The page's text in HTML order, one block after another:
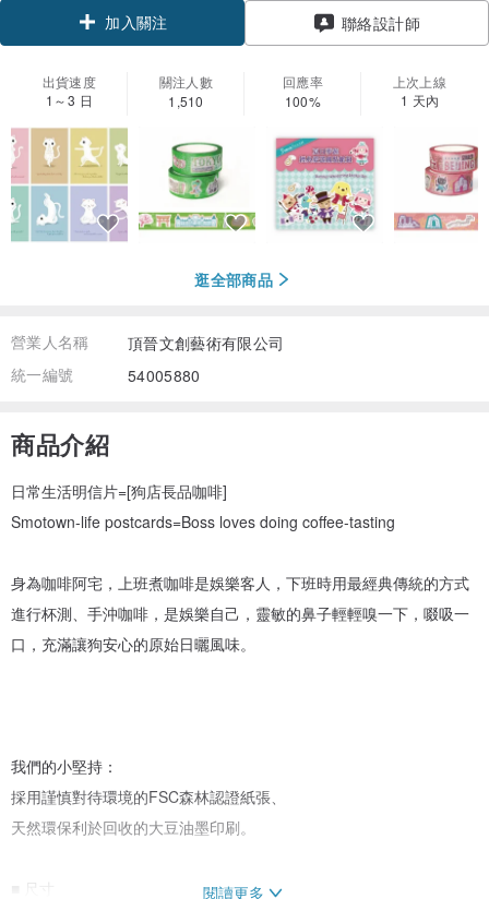
加入關注 聯絡設計師
出貨速度
1～3 日
關注人數
1,510
回應率
100%
上次上線
1 天內
逛全部商品
營業人名稱
頂晉文創藝術有限公司
統一編號
54005880
商品介紹
日常生活明信片=[狗店長品咖啡]
Smotown-life postcards=Boss loves doing coffee-tasting
身為咖啡阿宅，上班煮咖啡是娛樂客人，下班時用最經典傳統的方式
進行杯測、手沖咖啡，是娛樂自己，靈敏的鼻子輕輕嗅一下，啜吸一
口，充滿讓狗安心的原始日曬風味。
我們的小堅持：
採用謹慎對待環境的FSC森林認證紙張、
天然環保利於回收的大豆油墨印刷。
■ 尺寸
閱讀更多